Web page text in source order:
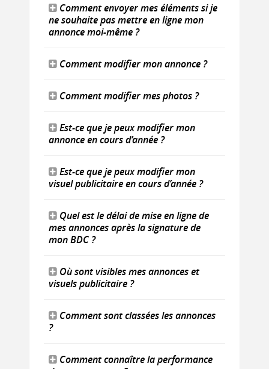
Comment envoyer mes éléments si je
ne souhaite pas mettre en ligne mon
annonce moi-même ?
Comment modifier mon annonce ?
Comment modifier mes photos ?
Est-ce que je peux modifier mon
annonce en cours d’année ?
Est-ce que je peux modifier mon
visuel publicitaire en cours d’année ?
Quel est le délai de mise en ligne de
mes annonces après la signature de
mon BDC ?
Où sont visibles mes annonces et
visuels publicitaire ?
Comment sont classées les annonces
?
Comment connaître la performance